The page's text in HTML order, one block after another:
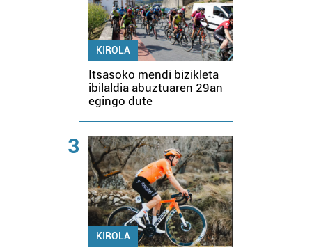
KIROLA
Itsasoko mendi bizikleta
ibilaldia abuztuaren 29an
egingo dute
3
KIROLA